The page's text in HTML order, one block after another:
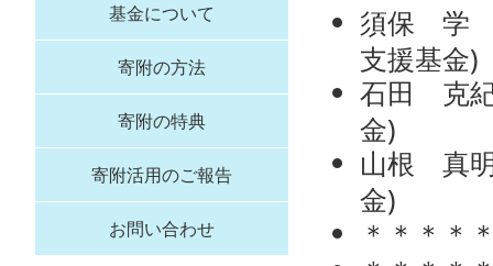
須保 学
支援基金)
石田 克
金)
山根 真
金)
＊＊＊＊
基金について
寄附の方法
寄附の特典
寄附活用のご報告
お問い合わせ